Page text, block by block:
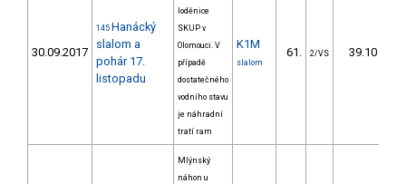
30.09.2017
145 Hanácký
slalom a
pohár 17.
listopadu
loděnice
SKUP v
Olomouci. V
případě
dostatečného
vodního stavu
je náhradní
tratí ram
K1M
slalom
61. 2/VS 39.10
Mlýnský
náhon u